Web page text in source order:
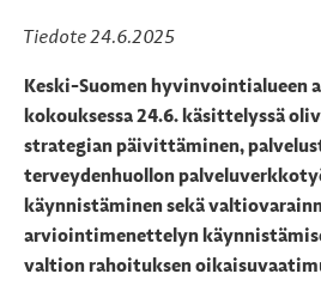
Tiedote 24.6.2025
Keski-Suomen hyvinvointialueen
kokouksessa 24.6. käsittelyssä
strategian päivittäminen,
terveydenhuollon
käynnistäminen sekä
arviointimenettelyn
valtion rahoituksen